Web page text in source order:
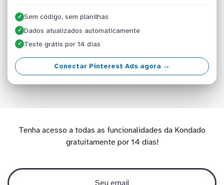
✓ Sem código, sem planilhas
✓ Dados atualizados automaticamente
✓ Teste grátis por 14 dias
Conectar Pinterest Ads agora →
Tenha acesso a todas as funcionalidades da Kondado
gratuitamente por 14 dias!